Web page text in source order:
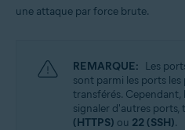
une attaque par force brute.
REMARQUE: Les
sont parmi les ports
transférés.
signaler d'autres ports,
(HTTPS) ou 22 (SSH).